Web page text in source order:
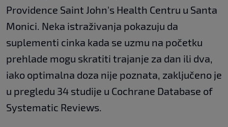
Providence Saint John's Health Centru u Santa
Monici. Neka istraživanja pokazuju da
suplementi cinka kada se uzmu na početku
prehlade mogu skratiti trajanje za dan ili dva,
iako optimalna doza nije poznata, zaključeno je
u pregledu 34 studije u Cochrane Database of
Systematic Reviews.